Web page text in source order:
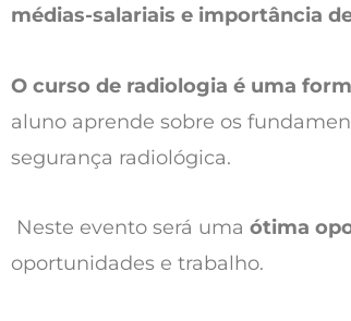
médias-salariais e importância
O curso de radiologia é uma
aluno aprende sobre os
segurança radiológica.
Neste evento será uma ótima
oportunidades e trabalho.